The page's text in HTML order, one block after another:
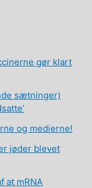
gør klart
sætninger)
og medierne!
jøder blevet
at mRNA